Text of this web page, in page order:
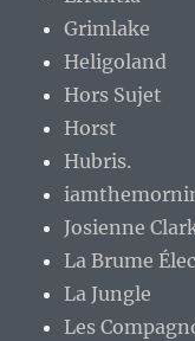
Grimlake
Heligoland
Hors Sujet
Horst
Hubris.
Josienne
La Brume
La Jungle
Les